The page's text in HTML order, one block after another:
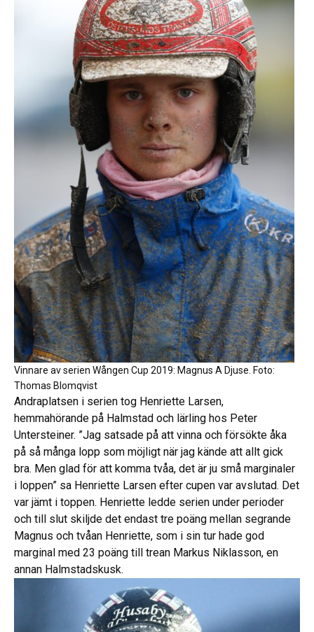
Vinnare av serien Wången Cup 2019: Magnus A Djuse. Foto:
Thomas Blomqvist
Andraplatsen i serien tog Henriette Larsen,
hemmahörande på Halmstad och lärling hos Peter
Untersteiner. ”Jag satsade på att vinna och försökte åka
på så många lopp som möjligt när jag kände att allt gick
bra. Men glad för att komma tvåa, det är ju små marginaler
i loppen” sa Henriette Larsen efter cupen var avslutad. Det
var jämt i toppen. Henriette ledde serien under perioder
och till slut skiljde det endast tre poäng mellan segrande
Magnus och tvåan Henriette, som i sin tur hade god
marginal med 23 poäng till trean Markus Niklasson, en
annan Halmstadskusk.